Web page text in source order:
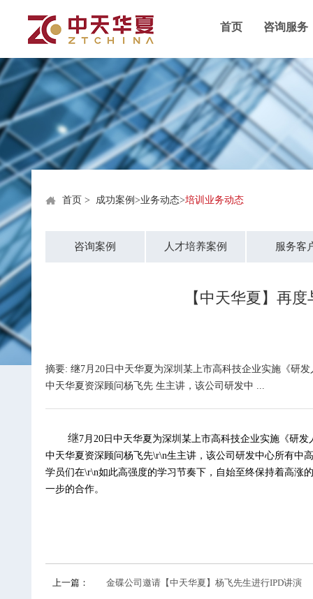
首页 咨询服务
首页 > 成功案例 >业务动态>培训业务动态
咨询案例 人才培养案例 服务客
【中天华夏】再
摘要: 继7月20日中天华夏为深圳某上市高科技企业实施《研
中天华夏资深顾问杨飞先 生主讲，该公司研发中 ...
继7月20日 中天华夏 为深圳某上市高科技企业实施《研
中天华夏资深顾问杨飞先\r\n生主讲，该公司研发中心所有中
学员们在\r\n如此高强度的学习节奏下，自始至终保持着高涨
一步的合作。
上一篇： 金碟公司邀请【中天华夏】杨飞先生进行IPD讲演